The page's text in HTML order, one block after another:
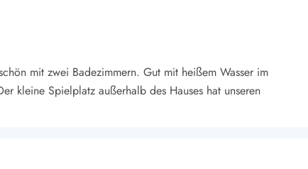
mit zwei Badezimmern. Gut mit heißem Wasser im
kleine Spielplatz außerhalb des Hauses hat unseren